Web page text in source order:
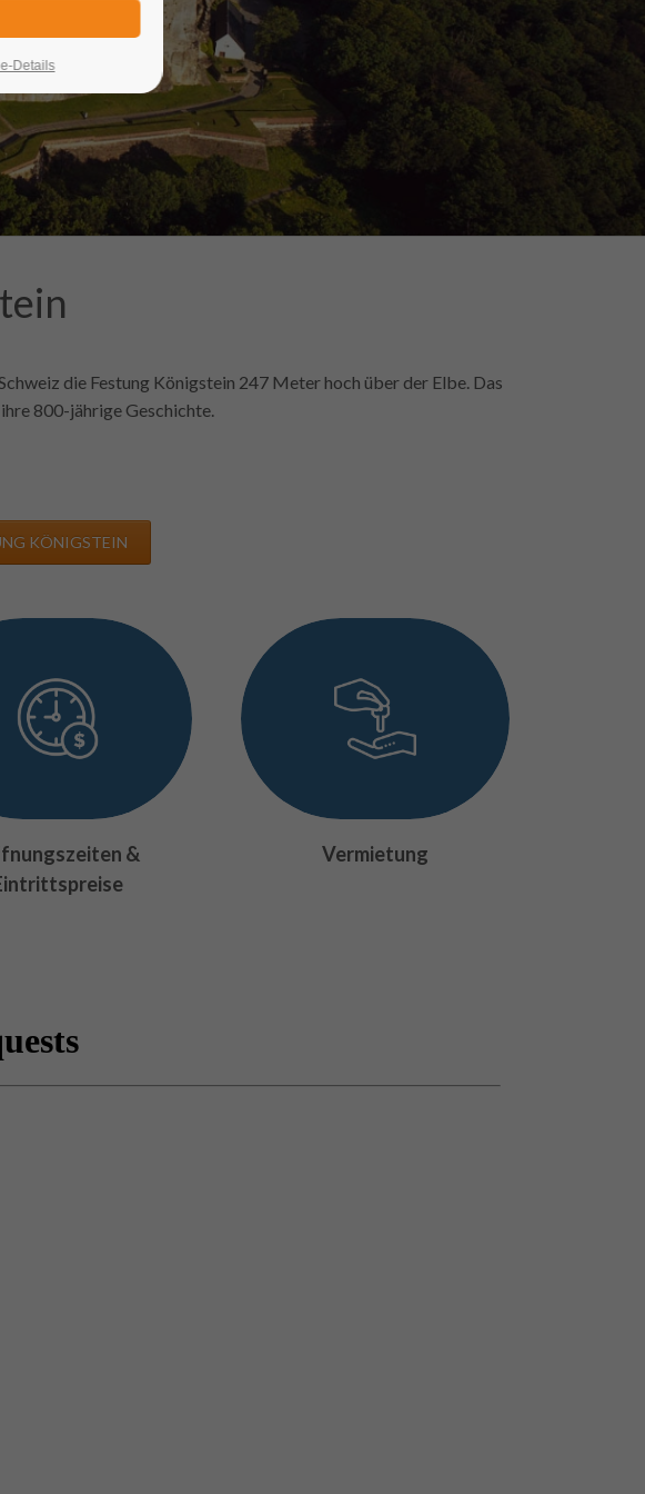
Details
die Festung Königstein 247 Meter hoch über der Elbe. Das
800-jährige Geschichte.
KÖNIGSTEIN
&
Vermietung